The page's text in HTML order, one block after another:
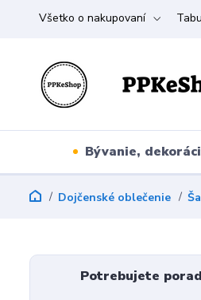
Všetko o nakupovaní
Bývanie,
Dojčenské oblečenie
Potrebujete